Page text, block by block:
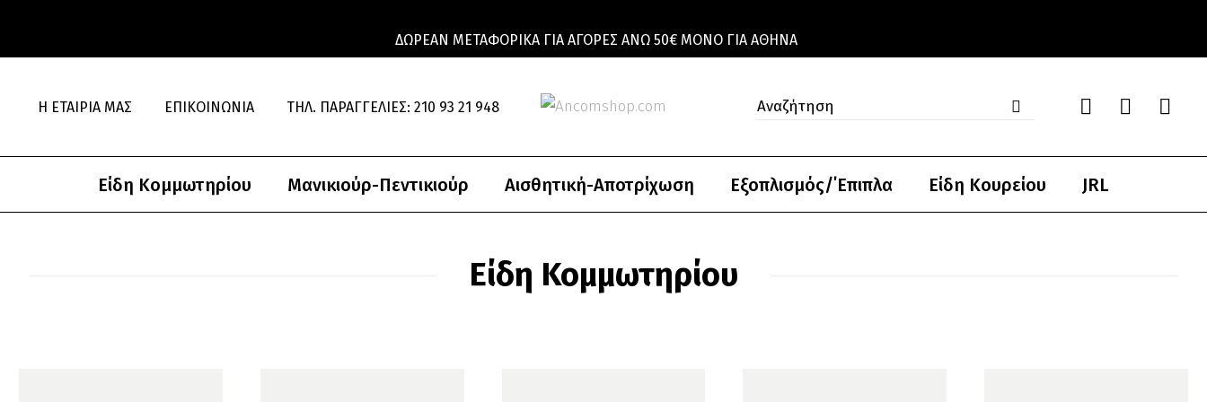
ΔΩΡΕΆΝ ΜΕΤΑΦΟΡΙΚΆ ΓΙΑ ΑΓΟΡΈΣ ΆΝΩ 50€ ΜΌΝΟ ΓΙΑ ΑΘΉΝΑ
Η ΕΤΑΙΡΊΑ ΜΑΣ ΕΠΙΚΟΙΝΩΝΊΑ ΤΗΛ. ΠΑΡΑΓΓΕΛΊΕΣ: 210 93 21 948
Είδη Κομμωτηρίου Μανικιούρ-Πεντικιούρ Αισθητική-Αποτρίχωση Εξοπλισμός/΄Επιπλα Είδη Κουρείου JRL
Είδη Κομμωτηρίου